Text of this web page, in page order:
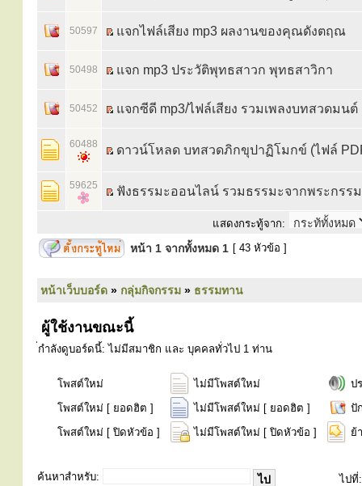
50597 แจกไฟล์เสียง mp3 ผลงานของคุณดังตฤณ
50498 แจก mp3 ประวัติพุทธสาวก พุทธสาวิกา
50452 แจกซีดี mp3/ไฟล์เสียง รวมเพลงบทสวดมนต์
60488 ดาวน์โหลด บทสวดภิกขุปาฏิโมกข์ (ไฟล์
59625 ฟังธรรมะออนไลน์ รวมธรรมะจากพระกรร
แสดงกระทู้จาก:
หน้า 1 จากทั้งหมด 1 [ 43 หัวข้อ ]
หน้าเว็บบอร์ด » กลุ่มกิจกรรม » ธรรมทาน
ผู้ใช้งานขณะนี้
่กำลังดูบอร์ดนี้: ไม่มีสมาชิก และ บุคคลทั่วไป 1 ท่าน
โพสต์ใหม่ ไม่มีโพสต์ใหม่
ป
โพสต์ใหม่ [ ยอดฮิต ]
ไม่มีโพสต์ใหม่ [ ยอดฮิต ]
ปั
โพสต์ใหม่ [ ปิดหัวข้อ ]
ไม่มีโพสต์ใหม่ [ ปิดหัวข้อ ] ย้
ค้นหาสำหรับ: ไปที่: